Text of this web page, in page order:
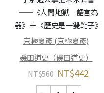
──《人間地獄 語言為
器》＋《歷史是一雙靴子》
京極夏彥 (京極夏彥)
磯田道史（磯田道史）
NT$560 NT$442